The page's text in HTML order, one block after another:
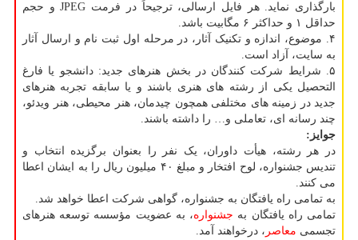
بارگذاری نماید. هر فایل ارسالی، ترجیحاً در فرمت JPEG و حجم
حداقل ۱ و حداکثر ۶ مگابیت باشد.
۴. موضوع، اندازه و تکنیک آثار، در مرحله اول ثبت نام و ارسال آثار
به سایت، آزاد است.
۵. شرایط شرکت کنندگان در بخش هنرهای جدید: دانشجو یا فارغ
التحصیل یکی از رشته های هنری باشند و یا سابقه تجربه هنرهای
جدید در زمینه های مختلفی همچون چیدمان، هنر محیطی، هنر ویدئو،
چند رسانه ای، تعاملی و… را داشته باشند.
جوایز :
در هر رشته، هیأت داوران، یک نفر را بعنوان برگزیده انتخاب و
تندیس جشنواره، لوح افتخار و مبلغ ۴۰ میلیون ریال را به ایشان اعطا
می کنند.
به تمامی راه یافتگان به جشنواره، گواهی شرکت اعطا خواهد شد.
تمامی راه یافتگان به جشنواره، به عضویت مؤسسه توسعه هنرهای
تجسمی معاصر ، درخواهند آمد.